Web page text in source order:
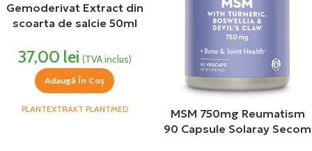
Gemoderivat Extract din
scoarta de salcie 50ml
37,00 lei (TVA inclus)
Adaugă În Coș
PLANTEXTRAKT PLANTMED
MSM 750mg Reumatism
90 Capsule Solaray Secom